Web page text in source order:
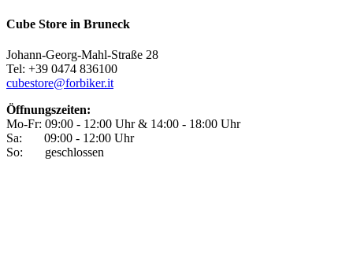
Cube Store in Bruneck
Johann-Georg-Mahl-Straße 28
Tel: +39 0474 836100
cubestore@forbiker.it
Öffnungszeiten:
Mo-Fr: 09:00 - 12:00 Uhr & 14:00 - 18:00 Uhr
Sa: 09:00 - 12:00 Uhr
So: geschlossen